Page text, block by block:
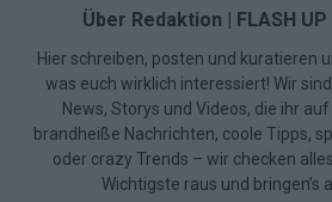
Über Redaktion | FLASH UP
Hier schreiben, posten und kuratieren
was euch wirklich interessiert! Wir
News, Storys und Videos, die ihr auf
brandheiße Nachrichten, coole Tipps,
oder crazy Trends – wir checken
Wichtigste raus und bringen’s